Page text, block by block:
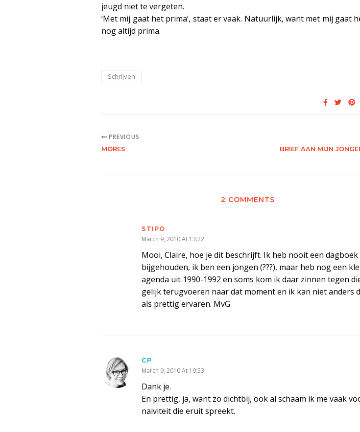
jeugd niet te vergeten.
‘Met mij gaat het prima’, staat er vaak. Natuurlijk, want met mij gaat
nog altijd prima.
Schrijven
PREVIOUS
MORES BRIEF AAN MIJN
2 COMMENTS
STIPO
March 9, 2010 At 13:22
Mooi, Claire, hoe je dit beschrijft. Ik heb nooit een dagboek
bijgehouden, ik ben een jongen (???), maar heb nog een
agenda uit 1990-1992 en soms kom ik daar zinnen tegen
gelijk terugvoeren naar dat moment en ik kan niet anders
als prettig ervaren. MvG
CP
March 9, 2010 At 19:53
Dank je.
En prettig, ja, want zo dichtbij, ook al schaam ik me vaak
naiviteit die eruit spreekt.